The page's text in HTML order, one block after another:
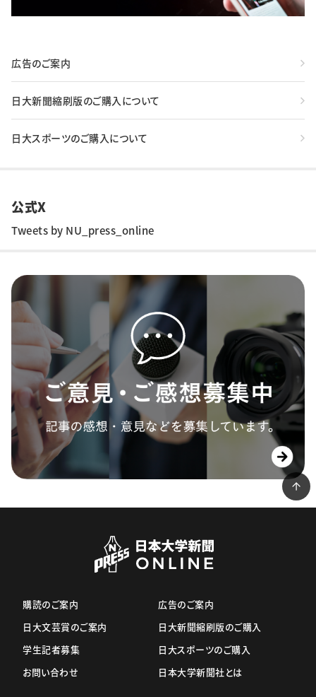
広告のご案内
日大新聞縮刷版のご購入について
日大スポーツのご購入について
公式X
Tweets by NU_press_online
購読のご案内
日大文芸賞のご案内
学生記者募集
お問い合わせ
広告のご案内
日大新聞縮刷版のご購入
日大スポーツのご購入
日本大学新聞社とは